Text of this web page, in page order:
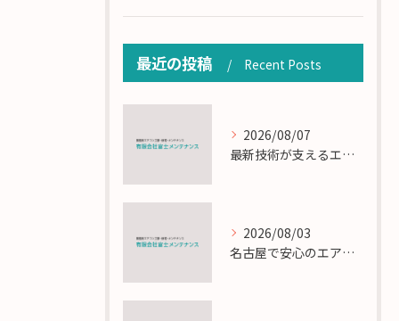
最近の投稿 Recent Posts
2026/08/07
最新技術が支えるエアコン工事の匠の技術解説
2026/08/03
名古屋で安心のエアコン工事と定期メンテナンスの重要性